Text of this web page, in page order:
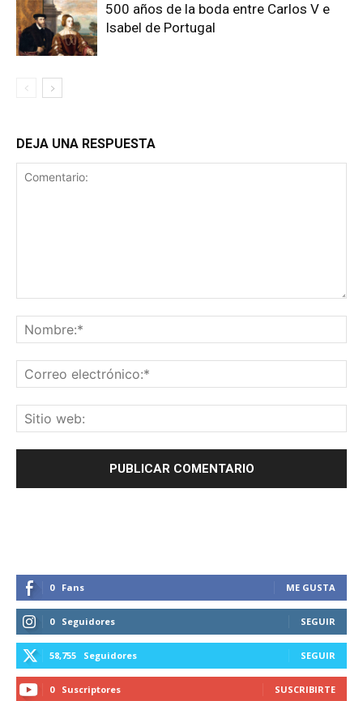
500 años de la boda entre Carlos V e
Isabel de Portugal
DEJA UNA RESPUESTA
0 Fans ME GUSTA
0 Seguidores SEGUIR
58,755 Seguidores SEGUIR
0 Suscriptores SUSCRIBIRTE